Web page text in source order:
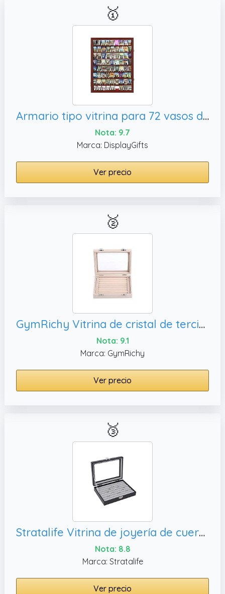
🥇
Armario tipo vitrina para 72 vasos de chupitos, con puerta de cristal y parte trasera de espejo
Nota: 9.7
Marca: DisplayGifts
Ver precio
🥈
GymRichy Vitrina de cristal de terciopelo para joyas, caja de almacenamiento para aretes para mujeres y niñas (beige)
Nota: 9.1
Marca: GymRichy
Ver precio
🥉
Stratalife Vitrina de joyería de cuero con organizador de anillos superior de cristal para mujer, color gris
Nota: 8.8
Marca: Stratalife
Ver precio